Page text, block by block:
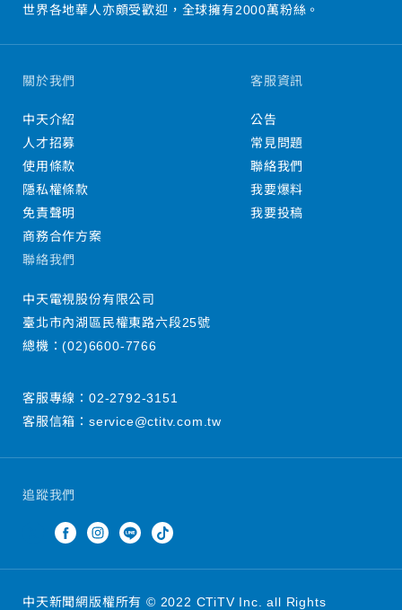
世界各地華人亦頗受歡迎，全球擁有2000萬粉絲。
追蹤我們
關於我們
中天介紹
人才招募
使用條款
隱私權條款
免責聲明
商務合作方案
客服資訊
公告
常見問題
聯絡我們
我要爆料
我要投稿
聯絡我們
中天電視股份有限公司
臺北市內湖區民權東路六段25號
總機：(02)6600-7766
客服專線： 02-2792-3151
客服信箱： service@ctitv.com.tw
中天新聞網版權所有 © 2022 CTiTV Inc. all Rights